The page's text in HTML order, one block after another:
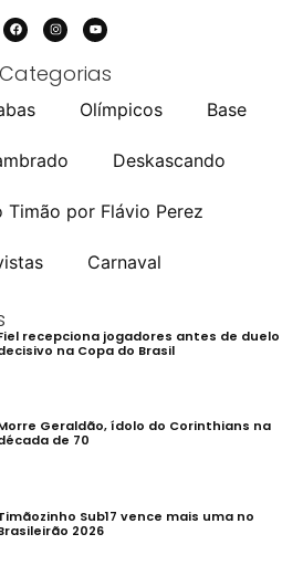
Categorias
Olímpicos Base
Deskascando
por Flávio Perez
Carnaval
recepciona jogadores antes de duelo
na Copa do Brasil
Geraldão, ídolo do Corinthians na
de 70
Sub17 vence mais uma no
2026